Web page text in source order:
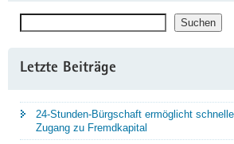
Suchen
Letzte Beiträge
24-Stunden-Bürgschaft ermöglicht
Zugang zu Fremdkapital